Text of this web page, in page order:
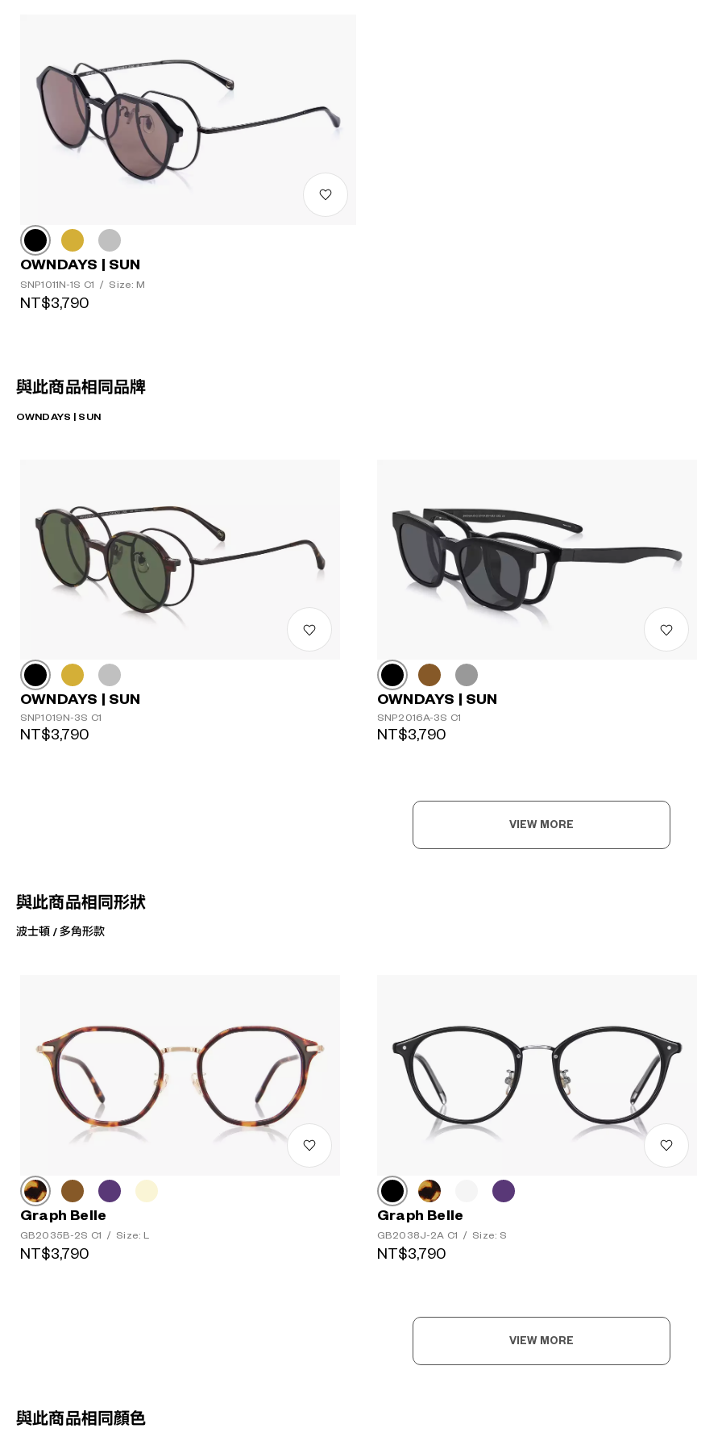
OWNDAYS | SUN
SNP1011N-1S C1 / Size: M
NT$3,790
與此商品相同品牌
OWNDAYS | SUN
OWNDAYS | SUN
SNP1019N-3S C1
NT$3,790
OWNDAYS | SUN
SNP2016A-3S C1
NT$3,790
VIEW MORE
與此商品相同形狀
波士頓 / 多角形款
Graph Belle
GB2035B-2S C1 / Size: L
NT$3,790
Graph Belle
GB2038J-2A C1 / Size: S
NT$3,790
VIEW MORE
與此商品相同顏色